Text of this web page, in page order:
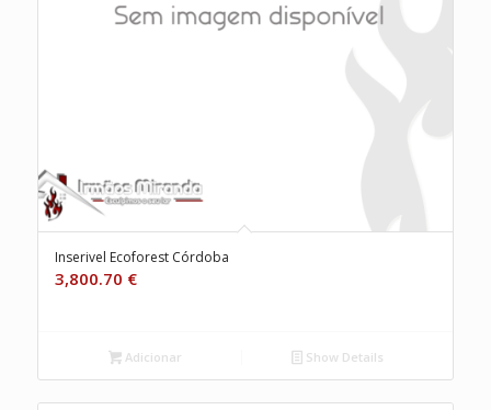
Inserivel Ecoforest Córdoba
3,800.70 €
Adicionar Show Details